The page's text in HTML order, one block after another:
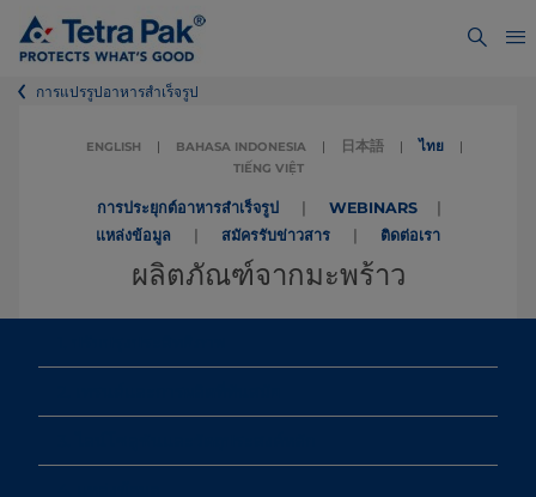
การแปรรูปอาหารสำเร็จรูป
ENGLISH | BAHASA INDONESIA | 日本語 | ไทย
|
TIẾNG VIỆT
การประยุกต์อาหารสำเร็จรูป | WEBINARS |
แหล่งข้อมูล | สมัครรับข่าวสาร | ติดต่อเรา
ผลิตภัณฑ์จากมะพร้าว